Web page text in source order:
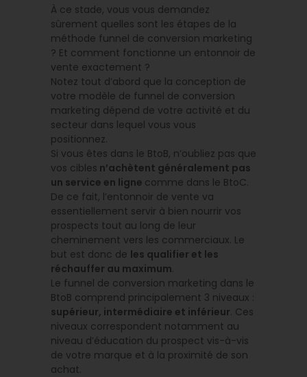
À ce stade, vous vous demandez
sûrement quelles sont les étapes de la
méthode funnel de conversion marketing
? Et comment fonctionne un entonnoir de
vente exactement ?
Notez tout d’abord que la conception de
votre modèle de funnel de conversion
marketing dépend de votre activité et du
secteur dans lequel vous vous
positionnez.
Si vous êtes dans le BtoB, n’oubliez pas que
vos cibles n’achètent généralement pas
un service en ligne comme dans le BtoC.
De ce fait, l’entonnoir de vente va
essentiellement servir à bien nourrir vos
prospects tout au long de leur
cheminement vers les commerciaux. Le
but est donc de les qualifier et les
réchauffer au maximum.
Le funnel de conversion marketing dans le
BtoB comprend principalement 3 niveaux :
supérieur, intermédiaire et inférieur. Ces
niveaux correspondent notamment au
niveau d’éducation du prospect vis-à-vis
de votre marque et à la proximité de son
achat.